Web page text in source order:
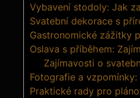
Vybavení stodoly: Jak
Svatební dekorace s
Gastronomické zážitky
Oslava s příběhem:
Zajímavosti o
Fotografie a
Praktické rady pro